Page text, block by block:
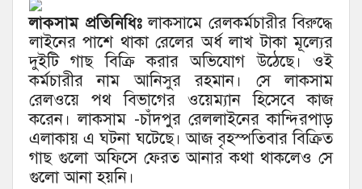
লাকসাম প্রতিনিধিঃলাকসামে রেলকর্মচারীর বিরুদ্ধে
লাইনের পাশে থাকা রেলের অর্ধ লাখ টাকা মূল্যের
দুইটি গাছ বিক্রি করার অভিযোগ উঠেছে। ওই
কর্মচারীর নাম আনিসুর রহমান। সে লাকসাম
রেলওয়ে পথ বিভাগের ওয়েম্যান হিসেবে কাজ
করেন। লাকসাম -চাঁদপুর রেললাইনের কান্দিরপাড়
এলাকায় এ ঘটনা ঘটেছে। আজ বৃহস্পতিবার বিক্রিত
গাছ গুলো অফিসে ফেরত আনার কথা থাকলেও সে
গুলো আনা হয়নি।